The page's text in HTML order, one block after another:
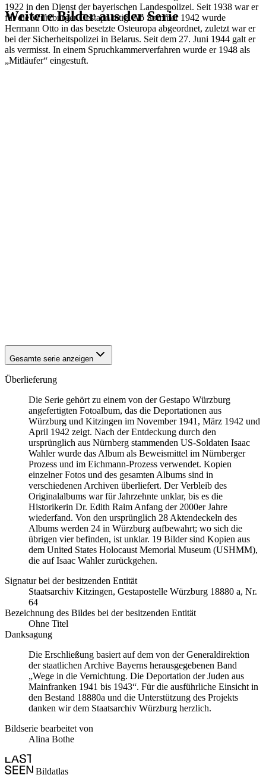
1922 in den Dienst der bayerischen Landespolizei. Seit 1938 war er
für die Würzburger Gestapo tätig. Ab Sommer 1942 wurde
Hermann Otto in das besetzte Osteuropa abgeordnet, zuletzt war er
bei der Sicherheitspolizei in Belarus. Seit dem 27. Juni 1944 galt er
als vermisst. In einem Spruchkammerverfahren wurde er 1948 als
„Mitläufer“ eingestuft.
Weitere Bilder aus der Serie
1941 Würzburg
1941 Würzburg
1941 Würzburg
Gesamte serie anzeigen
Überlieferung
Die Serie gehört zu einem von der Gestapo Würzburg
angefertigten Fotoalbum, das die Deportationen aus
Würzburg und Kitzingen im November 1941, März 1942 und
April 1942 zeigt. Nach der Entdeckung durch den
ursprünglich aus Nürnberg stammenden US-Soldaten Isaac
Wahler wurde das Album als Beweismittel im Nürnberger
Prozess und im Eichmann-Prozess verwendet. Kopien
einzelner Fotos und des gesamten Albums sind in
verschiedenen Archiven überliefert. Der Verbleib des
Originalalbums war für Jahrzehnte unklar, bis es die
Historikerin Dr. Edith Raim Anfang der 2000er Jahre
wiederfand. Von den ursprünglich 28 Aktendeckeln des
Albums werden 24 in Würzburg aufbewahrt; wo sich die
übrigen vier befinden, ist unklar. 19 Bilder sind Kopien aus
dem United States Holocaust Memorial Museum (USHMM),
die auf Isaac Wahler zurückgehen.
Signatur bei der besitzenden Entität
Staats­ar­chiv Kit­zin­gen, Ge­sta­po­stel­le Würz­burg 18880 a, Nr.
64
Bezeichnung des Bildes bei der besitzenden Entität
Ohne Titel
Danksagung
Die Erschließung basiert auf dem von der Generaldirektion
der staatlichen Archive Bayerns herausgegebenen Band
„Wege in die Vernichtung. Die Deportation der Juden aus
Mainfranken 1941 bis 1943“. Für die ausführliche Einsicht in
den Bestand 18880a und die Unterstützung des Projekts
danken wir dem Staatsarchiv Würzburg herzlich.
Bildserie bearbeitet von
Alina Bothe
Bildatlas